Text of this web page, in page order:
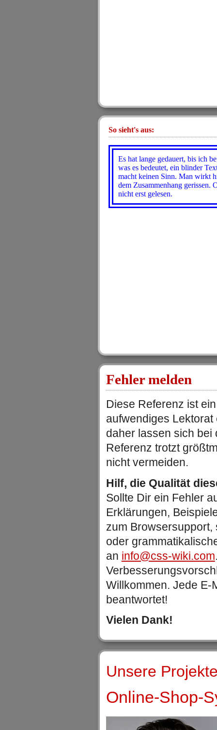
So sieht's aus:
Es hat lange gedauert, bis ich
was es bedeutet, ein blinder
macht keinen Sinn. Man wirkt
dem Zusammenhang gerissen.
nicht erst gelesen.
Fehler melden
Diese Referenz ist
aufwendiges
daher lassen sich bei
Referenz trotzt
nicht vermeiden.
Hilf, die Qualität
Sollte Dir ein Fehler
Erklärungen,
zum
oder
an info@css-wiki.com
Willkommen. Jede E-
beantwortet!
Vielen Dank!
Unsere
Online-Shop-